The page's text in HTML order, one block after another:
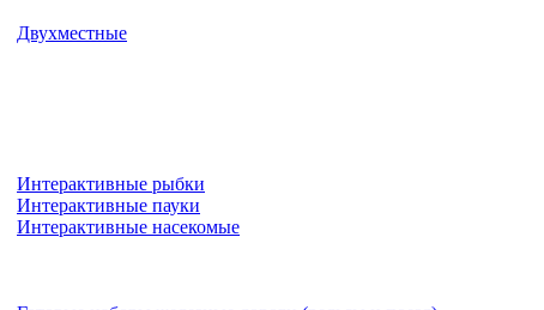
Двухместные
Интерактивные рыбки
Интерактивные пауки
Интерактивные насекомые